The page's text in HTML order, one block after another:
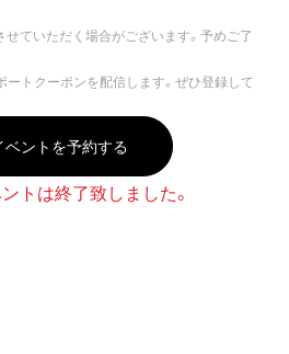
ていただく場合がございます。予めご了
ートクーポンを配信します。ぜひ登録して
ベントを予約する
トは終了致しました。